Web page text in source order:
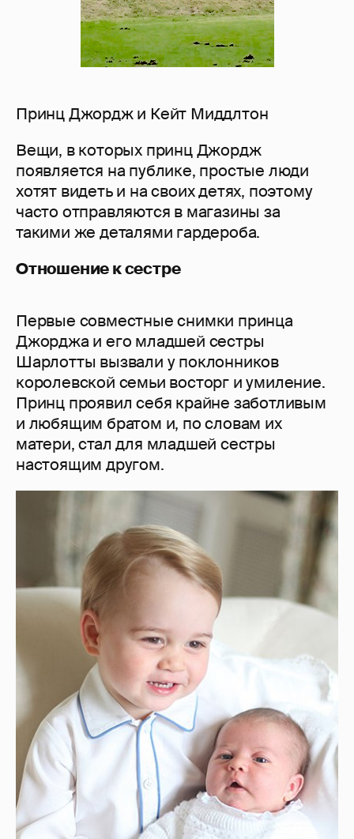
Принц Джордж и Кейт Миддлтон
Вещи, в которых принц Джордж
появляется на публике, простые люди
хотят видеть и на своих детях, поэтому
часто отправляются в магазины за
такими же деталями гардероба.
Отношение к сестре
Первые совместные снимки принца
Джорджа и его младшей сестры
Шарлотты вызвали у поклонников
королевской семьи восторг и умиление.
Принц проявил себя крайне заботливым
и любящим братом и, по словам их
матери, стал для младшей сестры
настоящим другом.